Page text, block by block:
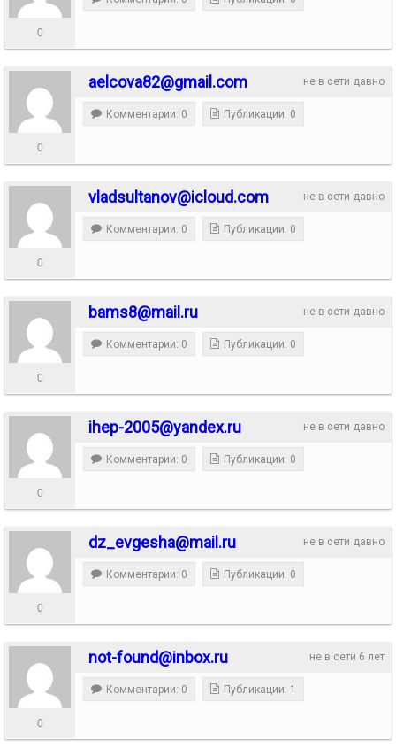
0
не в сети давно
aelcova82@gmail.com
0
Комментарии: 0 Публикации: 0
не в сети давно
vladsultanov@icloud.com
0
Комментарии: 0 Публикации: 0
не в сети давно
bams8@mail.ru
0
Комментарии: 0 Публикации: 0
не в сети давно
ihep-2005@yandex.ru
0
Комментарии: 0 Публикации: 0
не в сети давно
dz_evgesha@mail.ru
0
Комментарии: 0 Публикации: 0
не в сети 6 лет
not-found@inbox.ru
0
Комментарии: 0 Публикации: 1